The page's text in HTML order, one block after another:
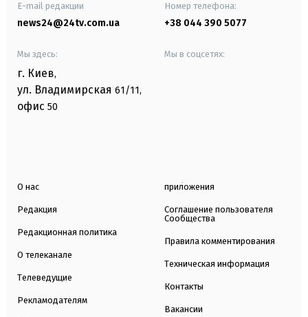
E-mail редакции
news24@24tv.com.ua
Номер телефона:
+38 044 390 5077
Мы здесь:
г. Киев,
ул. Владимирская 61/11,
офис 50
Мы в соцсетях:
О нас
Редакция
Редакционная политика
О телеканале
Телеведущие
Рекламодателям
приложения
Соглашение пользователя
Сообщества
Правила комментирования
Техническая информация
Контакты
Вакансии